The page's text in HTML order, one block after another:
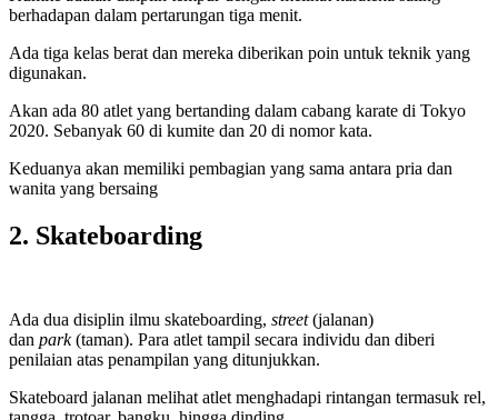
berhadapan dalam pertarungan tiga menit.
Ada tiga kelas berat dan mereka diberikan poin untuk teknik yang
digunakan.
Akan ada 80 atlet yang bertanding dalam cabang karate di Tokyo
2020. Sebanyak 60 di kumite dan 20 di nomor kata.
Keduanya akan memiliki pembagian yang sama antara pria dan
wanita yang bersaing
2. Skateboarding
Ada dua disiplin ilmu skateboarding, street(jalanan)
dan park(taman). Para atlet tampil secara individu dan diberi
penilaian atas penampilan yang ditunjukkan.
Skateboard jalanan melihat atlet menghadapi rintangan termasuk rel,